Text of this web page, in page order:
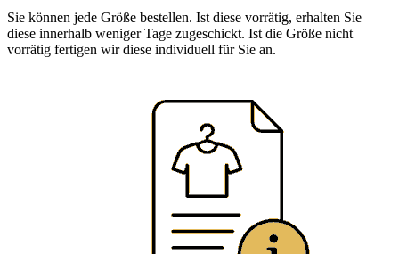
Sie können jede Größe bestellen. Ist diese vorrätig, erhalten Sie
diese innerhalb weniger Tage zugeschickt. Ist die Größe nicht
vorrätig fertigen wir diese individuell für Sie an.